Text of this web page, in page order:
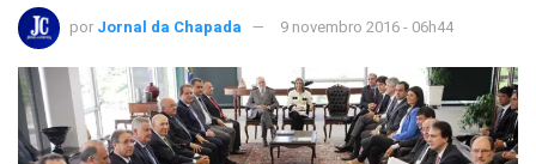
por Jornal da Chapada 9 novembro 2016 - 06h44